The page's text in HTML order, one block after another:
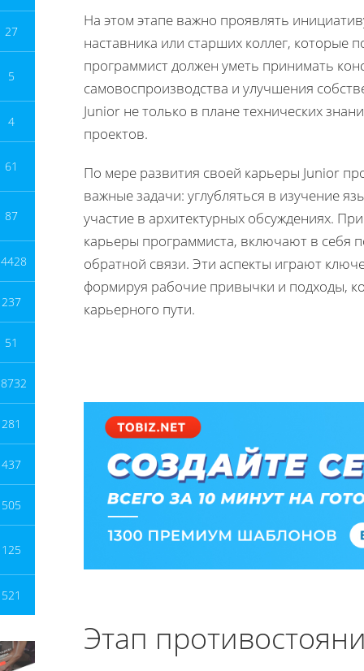
27
5
4
61
87
4428
237
51
8732
281
437
505
125
521
На этом этапе важно проявлять
наставника или старших коллег, которые
программист должен уметь принимать
самовоспроизводства и улучшения
Junior не только в плане технических
проектов.
По мере развития своей карьеры Junior
важные задачи: углубляться в изучение
участие в архитектурных обсуждениях.
карьеры программиста, включают в себя
обратной связи. Эти аспекты играют
формируя рабочие привычки и подходы,
карьерного пути.
Этап